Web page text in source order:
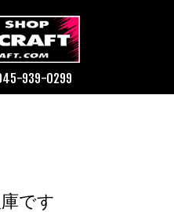
939-0299
です